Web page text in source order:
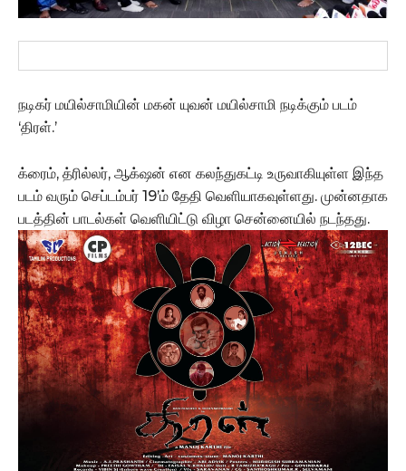
நடிகர் மயில்சாமியின் மகன் யுவன் மயில்சாமி நடிக்கும் படம்
‘திரள்.’
க்ரைம், த்ரில்லர், ஆக்‌ஷன் என கலந்துகட்டி உருவாகியுள்ள இந்த
படம் வரும் செப்டம்பர் 19’ம் தேதி வெளியாகவுள்ளது. முன்னதாக
படத்தின் பாடல்கள் வெளியிட்டு விழா சென்னையில் நடந்தது.